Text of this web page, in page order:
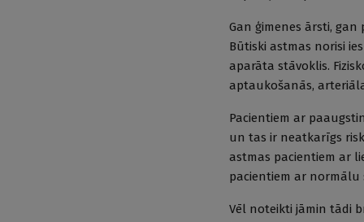
Gan ģimenes ārsti,
Būtiski astmas norisi
aparāta stāvoklis.
aptaukošanās,
Pacientiem ar
un tas ir neatkarīgs
astmas pacientiem ar
pacientiem ar normālu
Vēl noteikti jāmin tādi